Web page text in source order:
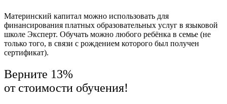
Материнский капитал можно использовать для
финансирования платных образовательных услуг в языковой
школе Эксперт. Обучать можно любого ребёнка в семье (не
только того, в связи с рождением которого был получен
сертификат).
Верните 13%
от стоимости обучения!